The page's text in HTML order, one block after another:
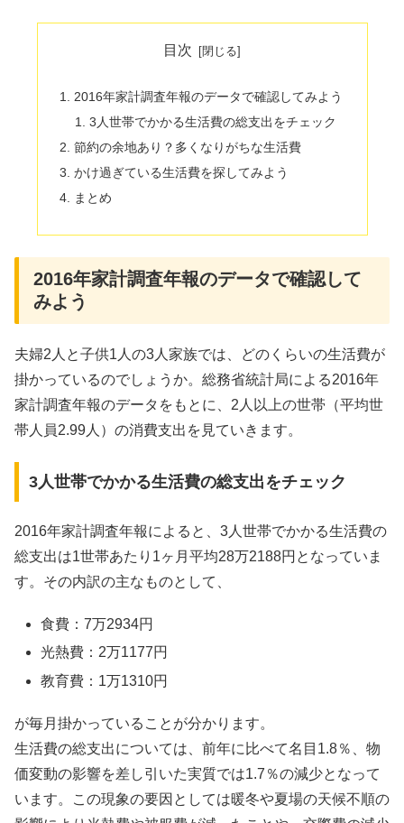
目次
2016年家計調査年報のデータで確認してみよう
3人世帯でかかる生活費の総支出をチェック
節約の余地あり？多くなりがちな生活費
かけ過ぎている生活費を探してみよう
まとめ
2016年家計調査年報のデータで確認して
みよう
夫婦2人と子供1人の3人家族では、どのくらいの生活費が
掛かっているのでしょうか。総務省統計局による2016年
家計調査年報のデータをもとに、2人以上の世帯（平均世
帯人員2.99人）の消費支出を見ていきます。
3人世帯でかかる生活費の総支出をチェック
2016年家計調査年報によると、 3人世帯でかかる生活費の
総支出は1世帯あたり1ヶ月平均28万2188円 となっていま
す。その内訳の主なものとして、
食費：7万2934円
光熱費：2万1177円
教育費：1万1310円
が毎月掛かっていることが分かります。
生活費の総支出については、 前年に比べて名目1.8％、物
価変動の影響を差し引いた実質では1.7％の減少となって
います。この現象の要因としては暖冬や夏場の天候不順の